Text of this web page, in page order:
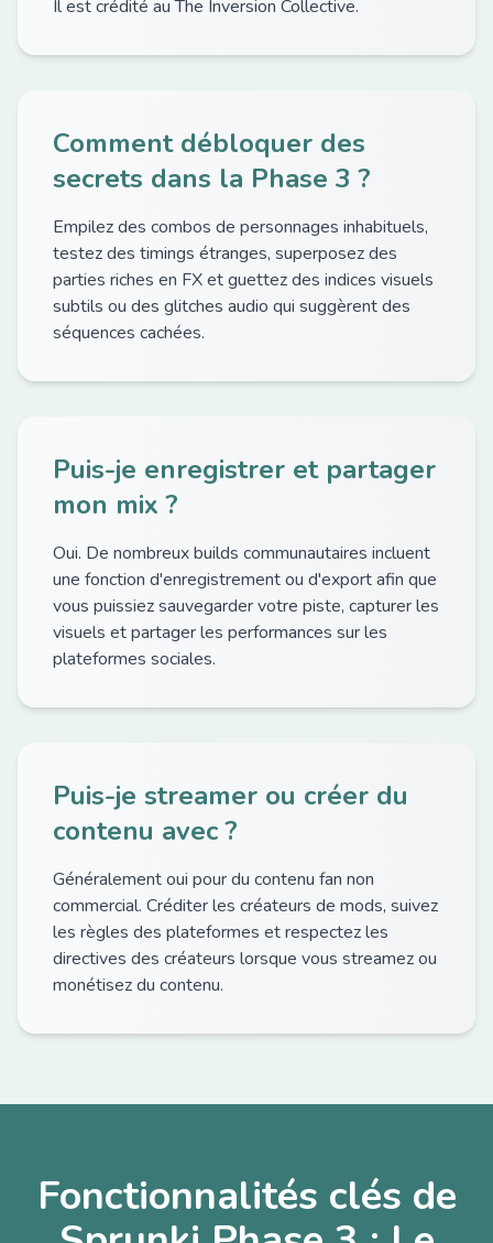
Il est crédité au The Inversion Collective.
Comment débloquer des
secrets dans la Phase 3 ?
Empilez des combos de personnages inhabituels,
testez des timings étranges, superposez des
parties riches en FX et guettez des indices visuels
subtils ou des glitches audio qui suggèrent des
séquences cachées.
Puis-je enregistrer et partager
mon mix ?
Oui. De nombreux builds communautaires incluent
une fonction d'enregistrement ou d'export afin que
vous puissiez sauvegarder votre piste, capturer les
visuels et partager les performances sur les
plateformes sociales.
Puis-je streamer ou créer du
contenu avec ?
Généralement oui pour du contenu fan non
commercial. Créditer les créateurs de mods, suivez
les règles des plateformes et respectez les
directives des créateurs lorsque vous streamez ou
monétisez du contenu.
Fonctionnalités clés de